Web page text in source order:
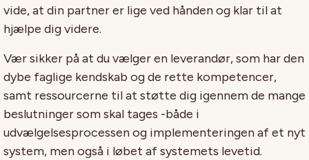
vide, at din partner er lige ved hånden og klar til at
hjælpe dig videre.
Vær sikker på at du vælger en leverandør, som har den
dybe faglige kendskab og de rette kompetencer,
samt ressourcerne til at støtte dig igennem de mange
beslutninger som skal tages -både i
udvælgelsesprocessen og implementeringen af et nyt
system, men også i løbet af systemets levetid.